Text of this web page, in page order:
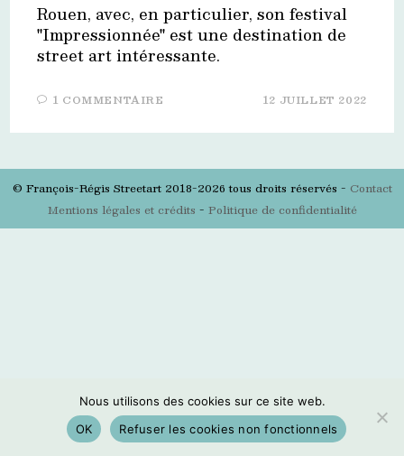
Rouen, avec, en particulier, son festival
"Impressionnée" est une destination de
street art intéressante.
1 COMMENTAIRE 12 JUILLET 2022
© François-Régis Streetart 2018-2026 tous droits réservés - Contact
Mentions légales et crédits - Politique de confidentialité
Nous utilisons des cookies sur ce site web.
OK
Refuser les cookies non fonctionnels